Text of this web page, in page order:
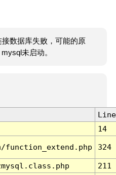
数据库失败，可能的原
未启动。
Line
14
324
211